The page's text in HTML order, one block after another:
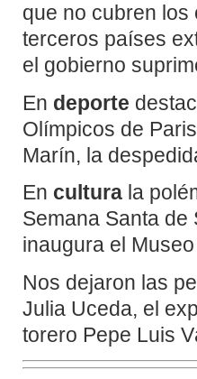
que no cubren
terceros países
el gobierno
En deporte
Olímpicos de
Marín, la
En cultura la
Semana Santa de
inaugura el
Nos dejaron las
Julia Uceda, el
torero Pepe Luis